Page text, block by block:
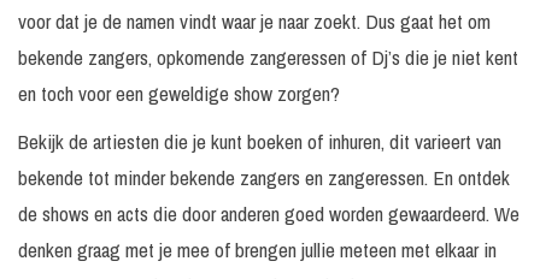
voor dat je de namen vindt waar je naar zoekt. Dus gaat het om
bekende zangers, opkomende zangeressen of Dj’s die je niet kent
en toch voor een geweldige show zorgen?
Bekijk de artiesten die je kunt boeken of inhuren, dit varieert van
bekende tot minder bekende zangers en zangeressen. En ontdek
de shows en acts die door anderen goed worden gewaardeerd. We
denken graag met je mee of brengen jullie meteen met elkaar in